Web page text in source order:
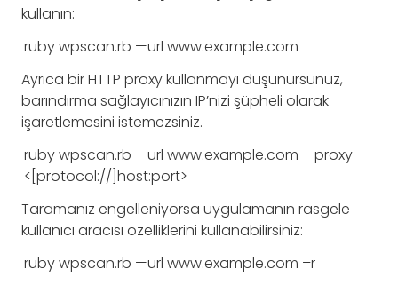
kullanın:
rubywpscan.rb —url www.example.com
Ayrıca bir HTTP proxy kullanmayı düşünürsünüz,
barındırma sağlayıcınızın IP’nizi şüpheli olarak
işaretlemesini istemezsiniz.
rubywpscan.rb —url www.example.com —proxy
< protocol:// host:port>
Taramanız engelleniyorsa uygulamanın rasgele
kullanıcı aracısı özelliklerini kullanabilirsiniz:
rubywpscan.rb —url www.example.com –r